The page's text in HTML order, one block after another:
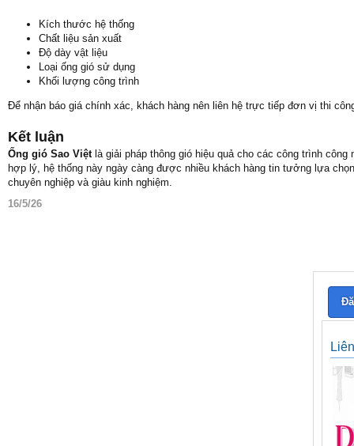
Kích thước hệ thống
Chất liệu sản xuất
Độ dày vật liệu
Loại ống gió sử dụng
Khối lượng công trình
Để nhận báo giá chính xác, khách hàng nên liên hệ trực tiếp đơn vị thi
Kết luận
Ống gió Sao Việtlà giải pháp thông gió hiệu quả cho các công trình
hợp lý, hệ thống này ngày càng được nhiều khách hàng tin tưởng lựa
chuyên nghiệp và giàu kinh nghiệm.
16/5/26